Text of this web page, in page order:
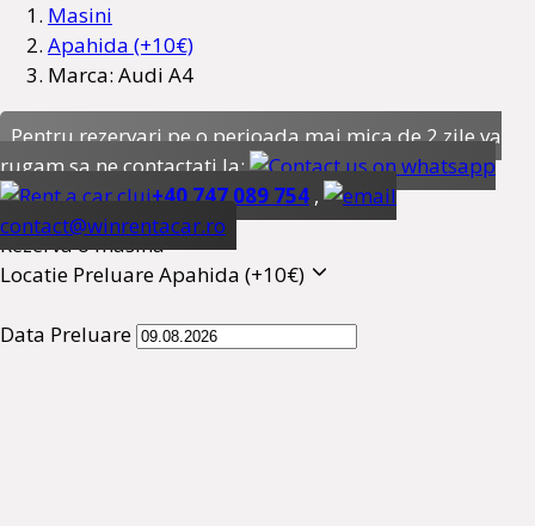
Masini
Apahida (+10€)
Marca: Audi A4
Pentru rezervari pe o perioada mai mica de 2 zile va
rugam sa ne contactati la:
+40 747 089 754 ,
contact@winrentacar.ro
Rezerva o masina
Locatie PreluareApahida (+10€)
Data Preluare